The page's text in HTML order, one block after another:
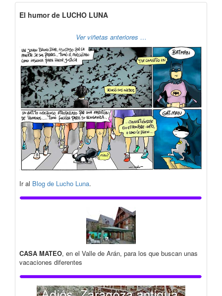
El humor de LUCHO LUNA
Ver viñetas anteriores …
Ir al Blog de Lucho Luna.
CASA MATEO, en el Valle de Arán, para los que buscan unas
vacaciones diferentes